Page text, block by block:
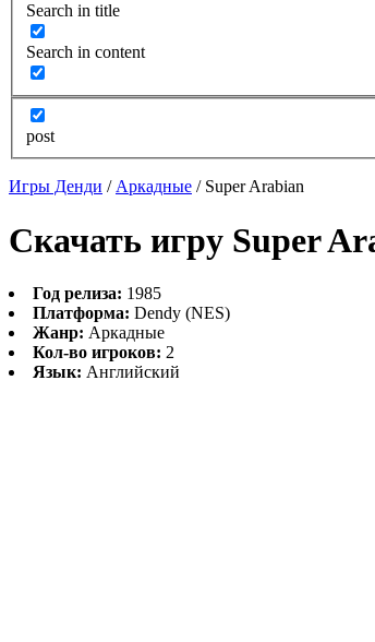
Search in title
Search in content
post
Игры Денди / Аркадные / Super Arabian
Скачать игру Super
Год релиза: 1985
Платформа: Dendy (NES)
Жанр: Аркадные
Кол-во игроков: 2
Язык: Английский